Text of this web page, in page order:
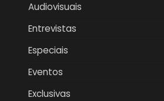
Audiovisuais
Entrevistas
Especiais
Eventos
Exclusivas